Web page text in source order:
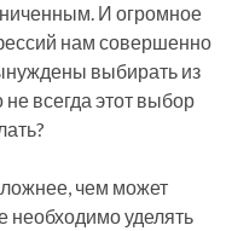
И огромное
нам совершенно
выбирать из
не всегда этот выбор
чем может
необходимо уделять